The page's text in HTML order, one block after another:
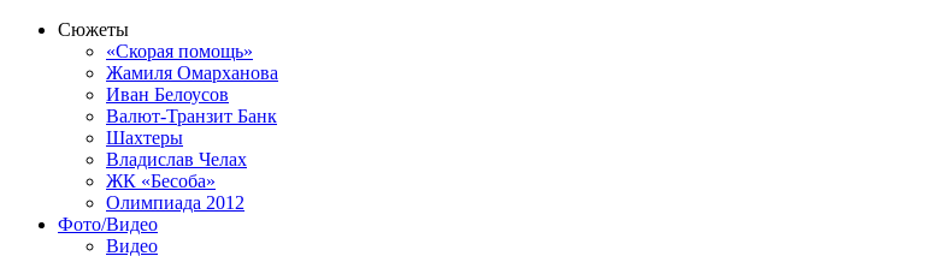
Сюжеты
«Скорая помощь»
Жамиля Омарханова
Иван Белоусов
Валют-Транзит Банк
Шахтеры
Владислав Челах
ЖК «Бесоба»
Олимпиада 2012
Фото/Видео
Видео